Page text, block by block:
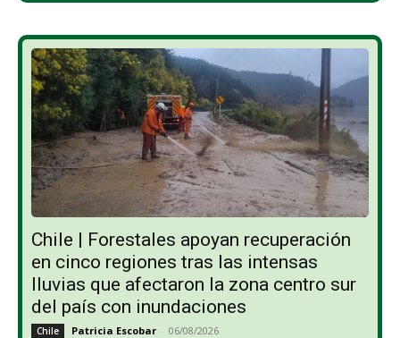
Chile | Forestales apoyan recuperación
en cinco regiones tras las intensas
lluvias que afectaron la zona centro sur
del país con inundaciones
Chile Patricia Escobar - 06/08/2026